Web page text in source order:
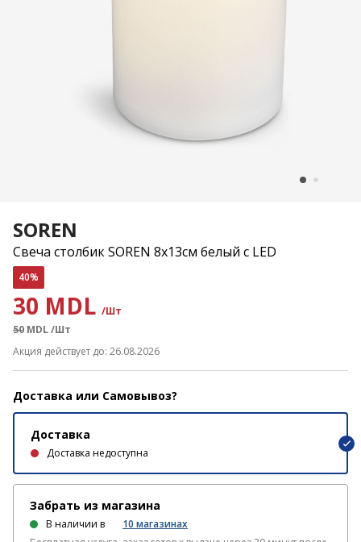
SOREN
Свеча столбик SOREN 8x13см белый с LED
40%
30 MDL /Шт
50 MDL/Шт
Акция действует до: 26.08.2026
Доставка или Самовывоз?
Доставка
Доставка недоступна
Забрать из магазина
В наличии в 10 магазинах